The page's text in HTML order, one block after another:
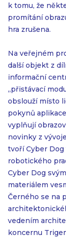
k tomu, že
promítání
hra zrušena.
Na veřejném
další objekt z
informační
„přistávací
obslouží místo
pokynů
vyplňují
novinky z
tvoří Cyber
robotického
Cyber Dog
materiálem
Černého se na
vedením
koncernu